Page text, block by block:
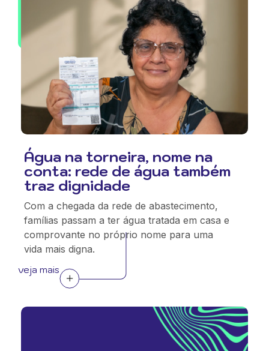
Água na torneira, nome na
conta: rede de água também
traz dignidade
Com a chegada da rede de abastecimento,
famílias passam a ter água tratada em casa e
comprovante no próprio nome para uma
vida mais digna.
veja mais